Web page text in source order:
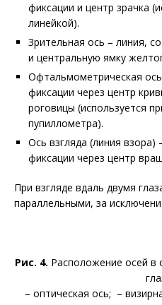
фиксации и центр зрачка
линейкой).
Зрительная ось – линия,
и центральную ямку
Офтальмометрическая
фиксации через центр
роговицы (используется
пупиллометра).
Ось взгляда (линия
фиксации через центр
При взгляде вдаль двумя
параллельными, за
Рис. 4. Расположение осей в
– оптическая ось; –